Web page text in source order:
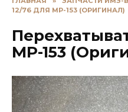
12/76 ДЛЯ МР-153 (ОРИГИНАЛ)
МР-153